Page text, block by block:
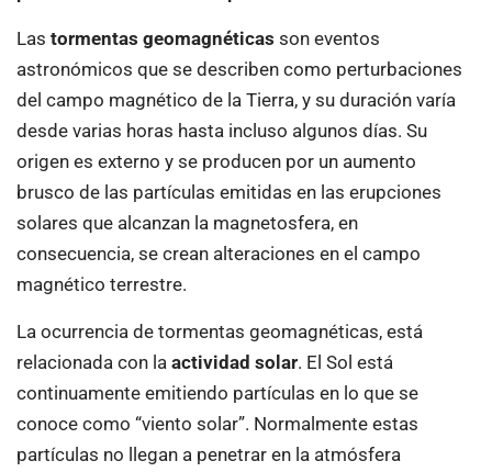
Las tormentas geomagnéticas son eventos
astronómicos que se describen como perturbaciones
del campo magnético de la Tierra, y su duración varía
desde varias horas hasta incluso algunos días. Su
origen es externo y se producen por un aumento
brusco de las partículas emitidas en las erupciones
solares que alcanzan la magnetosfera, en
consecuencia, se crean alteraciones en el campo
magnético terrestre.
La ocurrencia de tormentas geomagnéticas, está
relacionada con la actividad solar. El Sol está
continuamente emitiendo partículas en lo que se
conoce como “viento solar”. Normalmente estas
partículas no llegan a penetrar en la atmósfera